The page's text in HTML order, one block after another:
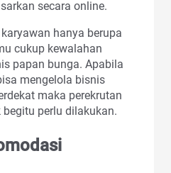
secara online.
hanya berupa
cukup kewalahan
papan bunga. Apabila
mengelola bisnis
maka perekrutan
perlu dilakukan.